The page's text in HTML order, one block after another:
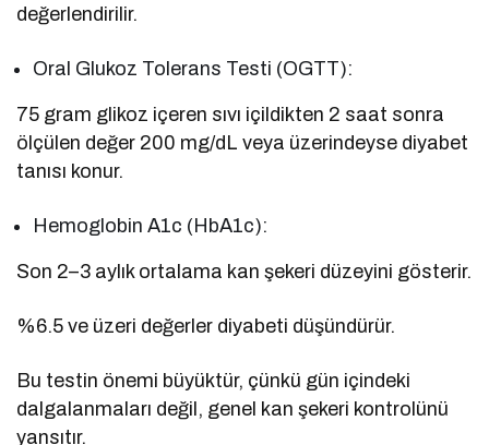
değerlendirilir.
Oral Glukoz Tolerans Testi (OGTT):
75 gram glikoz içeren sıvı içildikten 2 saat sonra
ölçülen değer 200 mg/dL veya üzerindeyse diyabet
tanısı konur.
Hemoglobin A1c (HbA1c):
Son 2–3 aylık ortalama kan şekeri düzeyini gösterir.
%6.5 ve üzeri değerler diyabeti düşündürür.
Bu testin önemi büyüktür, çünkü gün içindeki
dalgalanmaları değil, genel kan şekeri kontrolünü
yansıtır.